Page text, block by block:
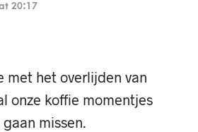
20:17
met het overlijden van
onze koffie momentjes
missen.